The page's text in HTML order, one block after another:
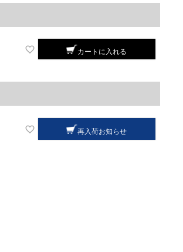
カートに入れる
再入荷お知らせ